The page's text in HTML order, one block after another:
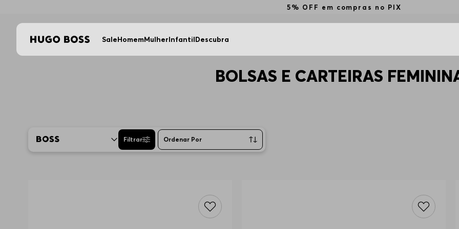
5% OFF em compras no PIX
SaleHomemMulherInfantilDescubra
BOLSAS E CARTEIRAS
Filtrar Ordenar Por